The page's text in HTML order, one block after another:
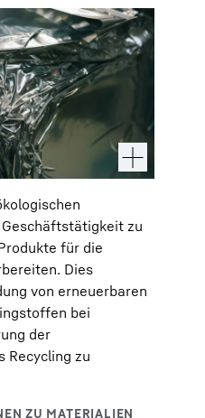
zu
für die
Dies
von erneuerbaren
bei
der
Recycling zu